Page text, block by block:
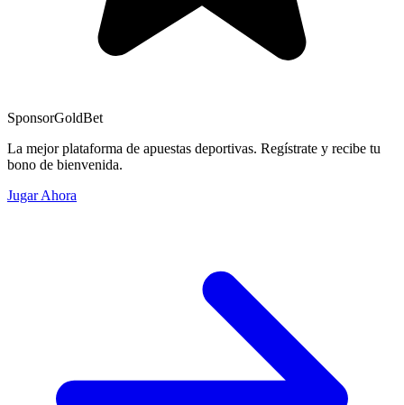
SponsorGoldBet
La mejor plataforma de apuestas deportivas. Regístrate y recibe tu
bono de bienvenida.
Jugar Ahora